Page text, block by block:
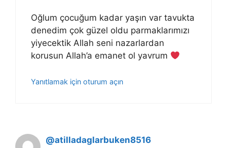
Oğlum çocuğum kadar yaşın var tavukta
denedim çok güzel oldu parmaklarımızı
yiyecektik Allah seni nazarlardan
korusun Allah’a emanet ol yavrum
Yanıtlamak için oturum açın
@atilladaglarbuken8516